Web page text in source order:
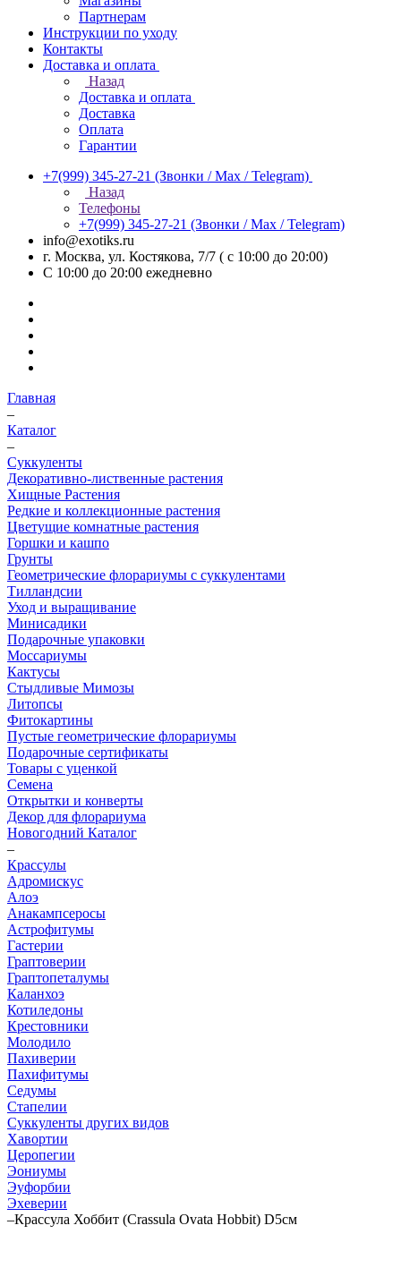
Партнерам
Инструкции по уходу
Контакты
Доставка и оплата
Назад
Доставка и оплата
Доставка
Оплата
Гарантии
+7(999) 345-27-21 (Звонки / Max / Telegram)
Назад
Телефоны
+7(999) 345-27-21 (Звонки / Max / Telegram)
info@exotiks.ru
г. Москва, ул. Костякова, 7/7 ( с 10:00 до 20:00)
С 10:00 до 20:00 ежедневно
Главная
–
Каталог
–
Суккуленты
Декоративно-лиственные растения
Хищные Растения
Редкие и коллекционные растения
Цветущие комнатные растения
Горшки и кашпо
Грунты
Геометрические флорариумы с суккулентами
Тилландсии
Уход и выращивание
Минисадики
Подарочные упаковки
Моссариумы
Кактусы
Стыдливые Мимозы
Литопсы
Фитокартины
Пустые геометрические флорариумы
Подарочные сертификаты
Товары с уценкой
Семена
Открытки и конверты
Декор для флорариума
Новогодний Каталог
–
Крассулы
Адромискус
Алоэ
Анакампсеросы
Астрофитумы
Гастерии
Граптоверии
Граптопеталумы
Каланхоэ
Котиледоны
Крестовники
Молодило
Пахиверии
Пахифитумы
Седумы
Стапелии
Суккуленты других видов
Хавортии
Церопегии
Эониумы
Эуфорбии
Эхеверии
–Крассула Хоббит (Crassula Ovata Hobbit) D5см